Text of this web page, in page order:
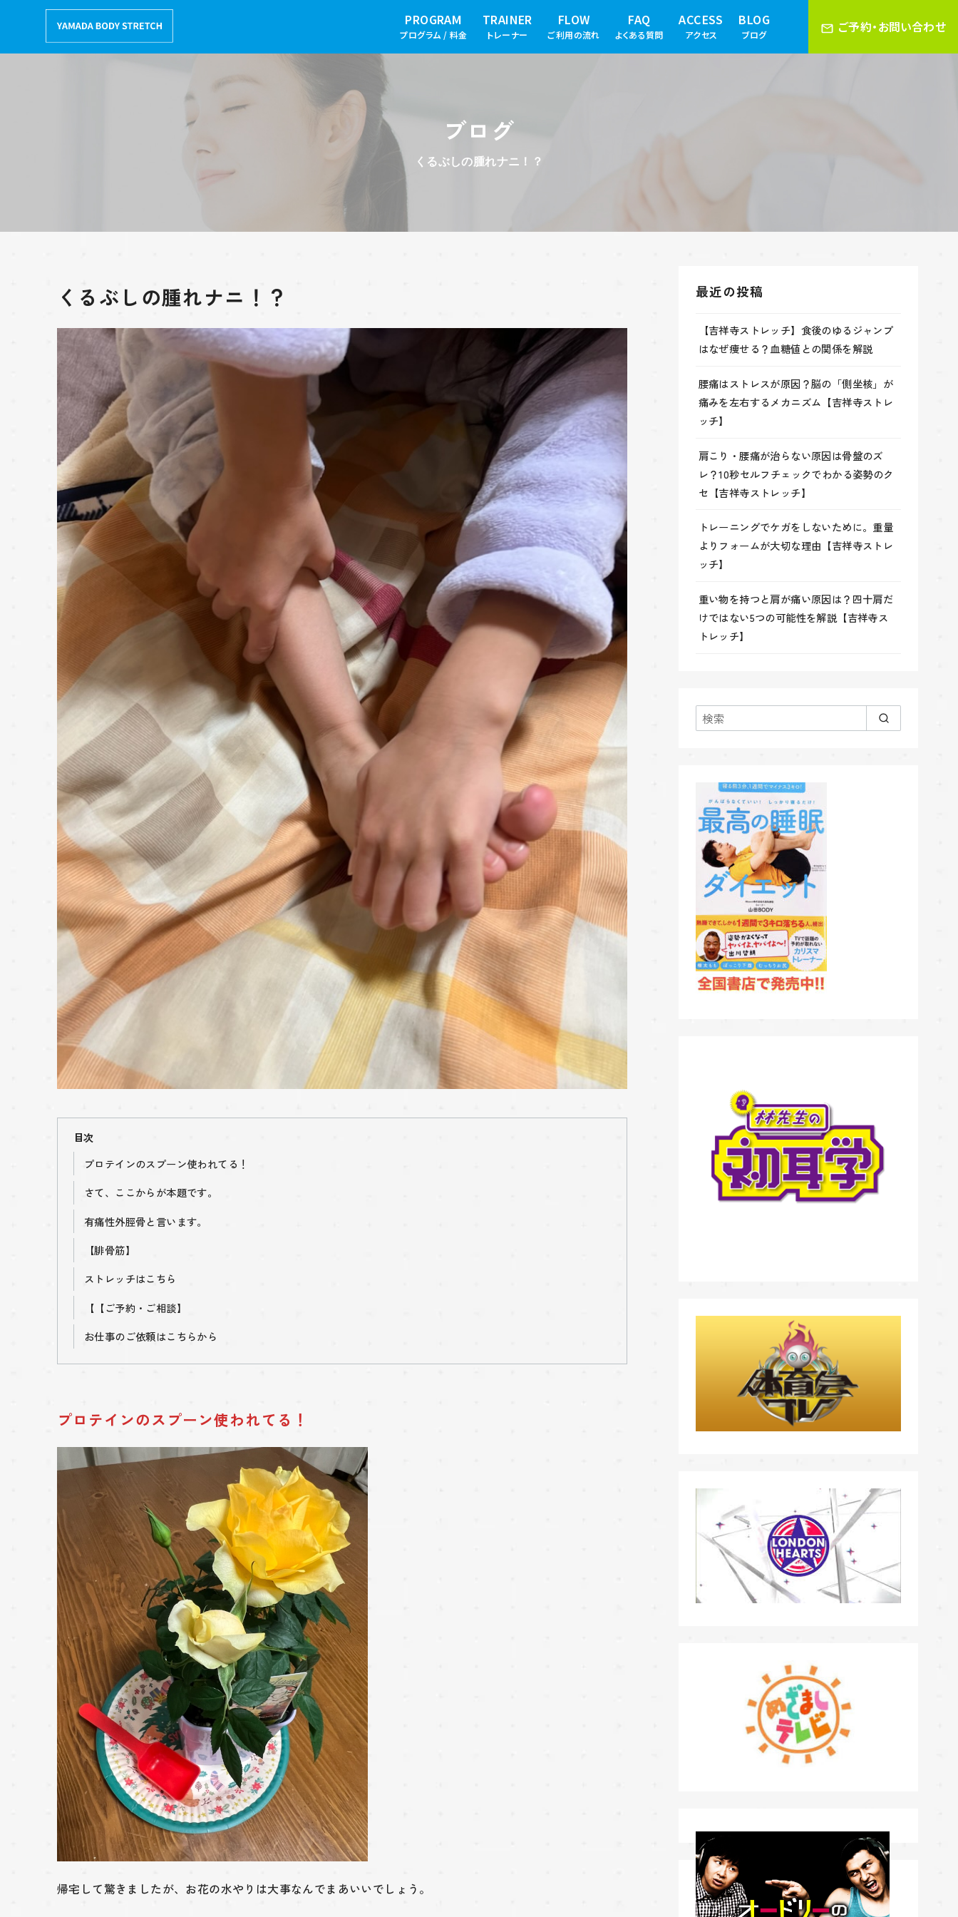
テ
PROGRAM
プログラム / 料金
TRAINER
トレーナー
FLOW
ご利用の流れ
FAQ
よくある質問
ACCESS
アクセス
BLOG
ブログ
ブログ
くるぶしの腫れナニ！？
ご予約・お問い合わせ
くるぶしの腫れナニ！？
目次
プロテインのスプーン使われてる！
さて、ここからが本題です。
有痛性外脛骨と言います。
【腓骨筋】
ストレッチはこちら
【 【ご予約・ご相談】
お仕事のご依頼はこちらから
プロテインのスプーン使われてる！
帰宅して驚きましたが、お花の水やりは大事なんでまあいいでしょう。
最近の投稿
【吉祥寺ストレッチ】食後のゆるジャンプ
はなぜ痩せる？血糖値との関係を解説
腰痛はストレスが原因？脳の「側坐核」が
痛みを左右するメカニズム【吉祥寺ストレ
ッチ】
肩こり・腰痛が治らない原因は骨盤のズ
レ？10秒セルフチェックでわかる姿勢のク
セ【吉祥寺ストレッチ】
トレーニングでケガをしないために。重量
よりフォームが大切な理由【吉祥寺ストレ
ッチ】
重い物を持つと肩が痛い原因は？四十肩だ
けではない5つの可能性を解説【吉祥寺ス
トレッチ】